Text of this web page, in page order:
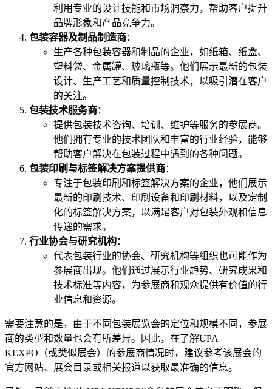
利用专业的设计技能和市场洞察力，帮助客户提升
品牌形象和产品竞争力。
包装容器及制品制造商：
生产各种包装容器和制品的企业，如纸箱、纸盒、
塑料袋、金属罐、玻璃瓶等。他们展示最新的包装
设计、生产工艺和质量控制技术，以吸引潜在客户
的关注。
包装技术服务商：
提供包装技术咨询、培训、维护等服务的参展商。
他们拥有专业的技术团队和丰富的行业经验，能够
帮助客户解决在包装过程中遇到的各种问题。
包装印刷与标签解决方案提供商：
专注于包装印刷和标签解决方案的企业，他们展示
最新的印刷技术、印刷设备和印刷材料，以及定制
化的标签解决方案，以满足客户对包装外观和信息
传递的需求。
行业协会与研究机构：
代表包装行业的协会、研究机构等组织也可能作为
参展商出现。他们通过展示行业趋势、研究成果和
技术标准等内容，为参展商和观众提供有价值的行
业信息和资源。
需要注意的是，由于不同包装展览会的定位和规模不同，参展
商的类型和数量也会有所差异。因此，在了解UPA
KEXPO（或类似展会）的参展商情况时，建议参考该展会的
官方网站、展会目录或相关报道以获取最准确的信息。